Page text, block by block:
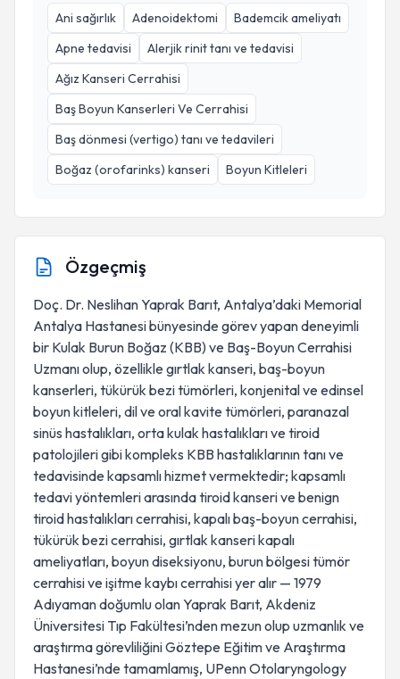
Ani sağırlık Adenoidektomi
Bademcik ameliyatı
Apne tedavisi
Alerjik rinit tanı ve tedavisi
Ağız Kanseri Cerrahisi
Baş Boyun Kanserleri Ve Cerrahisi
Baş dönmesi (vertigo) tanı ve tedavileri
Boğaz (orofarinks) kanseri
Boyun Kitleleri
Özgeçmiş
Doç. Dr. Neslihan Yaprak Barıt, Antalya’daki Memorial
Antalya Hastanesi bünyesinde görev yapan deneyimli
bir Kulak Burun Boğaz (KBB) ve Baş-Boyun Cerrahisi
Uzmanı olup, özellikle gırtlak kanseri, baş-boyun
kanserleri, tükürük bezi tümörleri, konjenital ve edinsel
boyun kitleleri, dil ve oral kavite tümörleri, paranazal
sinüs hastalıkları, orta kulak hastalıkları ve tiroid
patolojileri gibi kompleks KBB hastalıklarının tanı ve
tedavisinde kapsamlı hizmet vermektedir; kapsamlı
tedavi yöntemleri arasında tiroid kanseri ve benign
tiroid hastalıkları cerrahisi, kapalı baş-boyun cerrahisi,
tükürük bezi cerrahisi, gırtlak kanseri kapalı
ameliyatları, boyun diseksiyonu, burun bölgesi tümör
cerrahisi ve işitme kaybı cerrahisi yer alır — 1979
Adıyaman doğumlu olan Yaprak Barıt, Akdeniz
Üniversitesi Tıp Fakültesi’nden mezun olup uzmanlık ve
araştırma görevliliğini Göztepe Eğitim ve Araştırma
Hastanesi’nde tamamlamış, UPenn Otolaryngology